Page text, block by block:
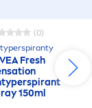
(0)
Fresh
150ml